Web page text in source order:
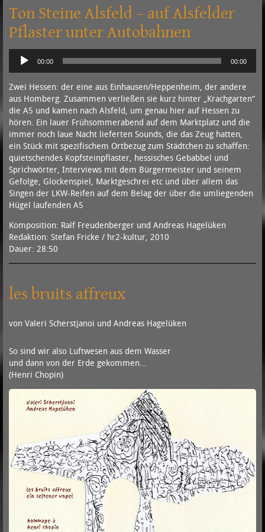
Ton Steine Alsfeld – auf Alsfelder
Pflaster unter Autobahnen
Audio-
Player
00:00 00:00
Zwei Hessen: der eine aus Einhausen/Heppenheim, der andere
aus Homberg. Zusammen verließen sie kurz hinter „Krachgarten“
die A5 und kamen nach Alsfeld, um genau hier auf Hessen zu
hören. Ein lauer Frühsommerabend auf dem Marktplatz und die
immer noch laue Nacht lieferten Sounds, die das Zeug hatten,
ein Stück mit spezifischem Ortbezug zum Städtchen zu schaffen:
quietschendes Kopfsteinpflaster, hessisches Gebabbel und
Sprichwörter, Interviews mit dem Bürgermeister und seinem
Gefolge, Glockenspiel, Marktgeschrei etc und über allem das
Singen der LKW-Reifen auf dem Belag der über die umliegenden
Hügel laufenden A5
Komposition: Ralf Freudenberger und Andreas Hagelüken
Redaktion: Stefan Fricke / hr2-kultur, 2010
Dauer: 28:50
les bruits affreux
von Valeri Scherstjanoi und Andreas Hagelüken
So sind wir also Luftwesen aus dem Wasser
und dann von der Erde gekommen…
(Henri Chopin)